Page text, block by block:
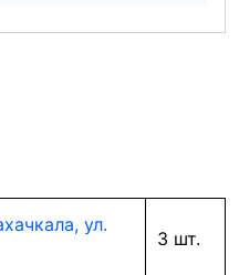
ул.
3 шт.